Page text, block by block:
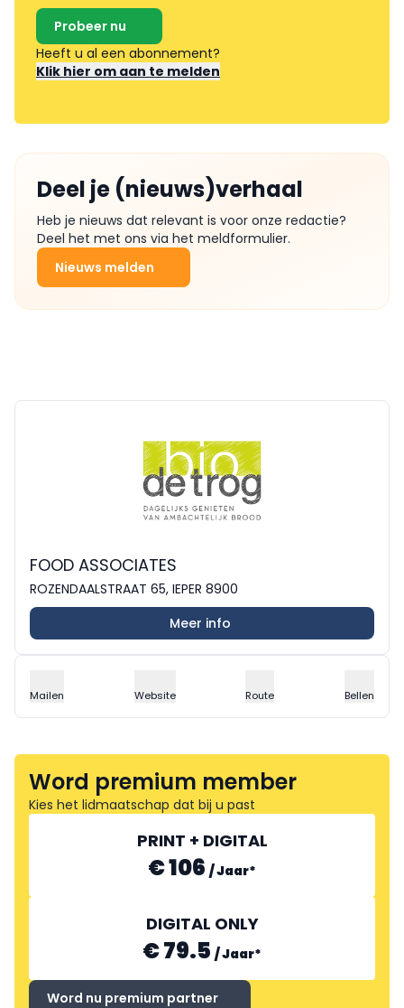
Probeer nu
Heeft u al een abonnement?
Klik hier om aan te melden
Deel je (nieuws)verhaal
Heb je nieuws dat relevant is voor onze redactie?
Deel het met ons via het meldformulier.
Nieuws melden
FOOD ASSOCIATES
ROZENDAALSTRAAT 65, IEPER 8900
Meer info
Mailen Website Route Bellen
Word premium member
Kies het lidmaatschap dat bij u past
PRINT + DIGITAL
€ 106 /Jaar*
DIGITAL ONLY
€ 79.5 /Jaar*
Word nu premium partner